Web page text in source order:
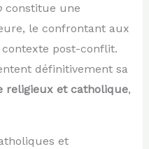
constitue une
le confrontant aux
post-conflit.
définitivement sa
religieux et catholique,
et